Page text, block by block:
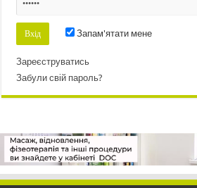
Запам'ятати мене
Зареєструватись
Забули свій пароль?